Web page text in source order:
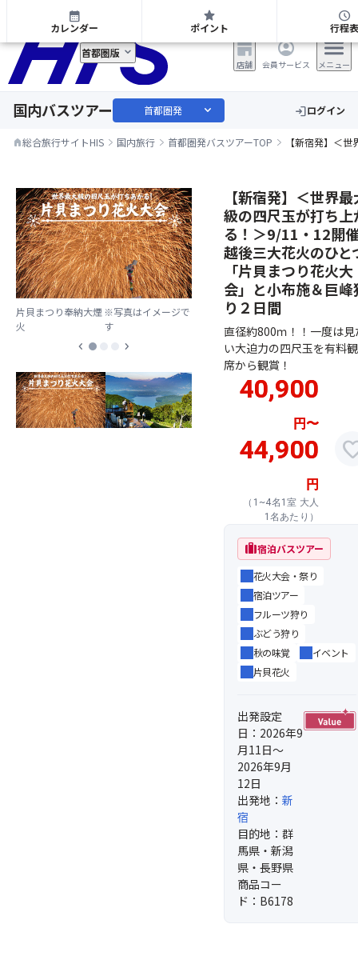
首都圏発 日帰り・宿泊バスツアー
首都圏版
店舗 会員サービス メニュー
国内バスツアー 首都圏発 expand_more loginログイン
home総合旅行サイトHIS 国内旅行 首都圏発バスツアーTOP 【新宿発】＜
片貝まつり奉納大煙
火
※写真はイメージで
す
chevron_left chevron_right
【新宿発】＜世界最
級の四尺玉が打ち上
る！＞9/11・12開
越後三大花火のひと
「片貝まつり花火大
会」と小布施＆巨峰
り２日間
直径約800ｍ！！一度は見
い大迫力の四尺玉を有料
席から観賞！
40,900
円〜
44,900
円
（1~4名1室 大人
1名あたり）
trip宿泊バスツアー
花火大会・祭り
宿泊ツアー
フルーツ狩り
ぶどう狩り
秋の味覚
イベント
片貝花火
出発設定
日：2026年9
月11日～
2026年9月
12日
出発地： 新
宿
目的地：群
馬県・新潟
県・長野県
商品コー
ド：B6178
calendar_month
カレンダー
star
ポイント
schedule
行程表